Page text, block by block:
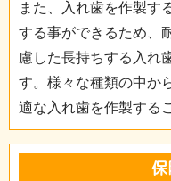
また、入れ歯を作製す
する事ができるため、
慮した長持ちする入れ
す。様々な種類の中か
適な入れ歯を作製する